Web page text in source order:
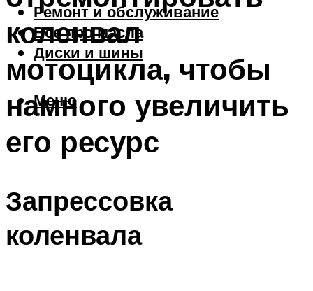
Ремонт и обслуживание
Все про масла
Диски и шины
Меню
коленвал
мотоцикла, чтобы
намного увеличить
его ресурс
Запрессовка
коленвала